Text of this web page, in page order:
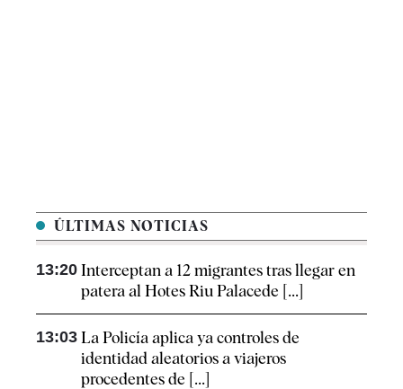
ÚLTIMAS NOTICIAS
13:20 Interceptan a 12 migrantes tras llegar en
patera al Hotes Riu Palacede [...]
13:03 La Policía aplica ya controles de
identidad aleatorios a viajeros
procedentes de [...]